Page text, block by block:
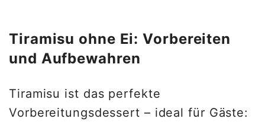
Tiramisu ohne Ei: Vorbereiten
und Aufbewahren
Tiramisu ist das perfekte
Vorbereitungsdessert – ideal für Gäste: